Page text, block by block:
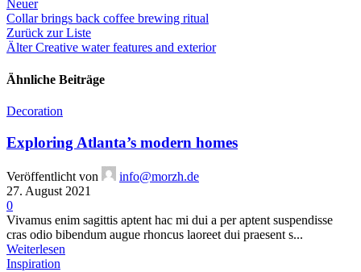
Neuer
Collar brings back coffee brewing ritual
Zurück zur Liste
Älter Creative water features and exterior
Ähnliche Beiträge
Decoration
Exploring Atlanta’s modern homes
Veröffentlicht von
info@morzh.de
27. August 2021
0
Vivamus enim sagittis aptent hac mi dui a per aptent suspendisse
cras odio bibendum augue rhoncus laoreet dui praesent s...
Weiterlesen
Inspiration